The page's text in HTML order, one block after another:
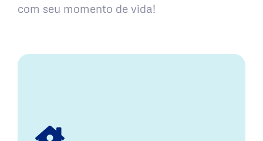
com seu momento de vida!